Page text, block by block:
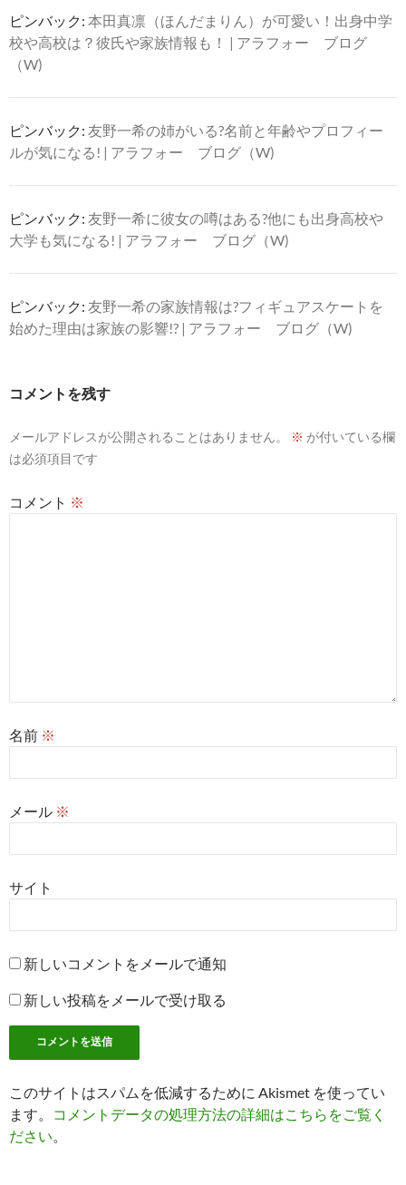
ン
ピンバック: 本田真凛（ほんだまりん）が可愛い！出身中学
校や高校は？彼氏や家族情報も！ | アラフォー ブログ
（W)
ピンバック: 友野一希の姉がいる?名前と年齢やプロフィー
ルが気になる! | アラフォー ブログ（W)
ピンバック: 友野一希に彼女の噂はある?他にも出身高校や
大学も気になる! | アラフォー ブログ（W)
ピンバック: 友野一希の家族情報は?フィギュアスケートを
始めた理由は家族の影響!? | アラフォー ブログ（W)
コメントを残す
メールアドレスが公開されることはありません。 ※ が付いている欄
は必須項目です
コメント ※
名前 ※
メール ※
サイト
新しいコメントをメールで通知
新しい投稿をメールで受け取る
このサイトはスパムを低減するために Akismet を使ってい
ます。
コメントデータの処理方法の詳細はこちらをご覧く
ださい。